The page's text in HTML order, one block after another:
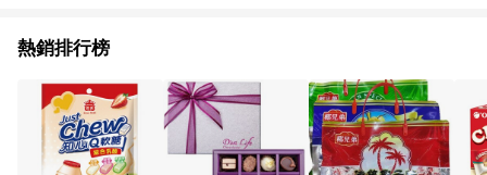
熱銷排行榜